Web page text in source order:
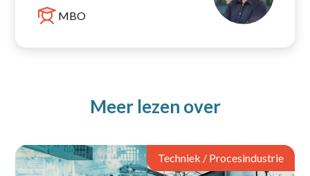
MBO
Meer lezen over
Techniek / Procesindustrie